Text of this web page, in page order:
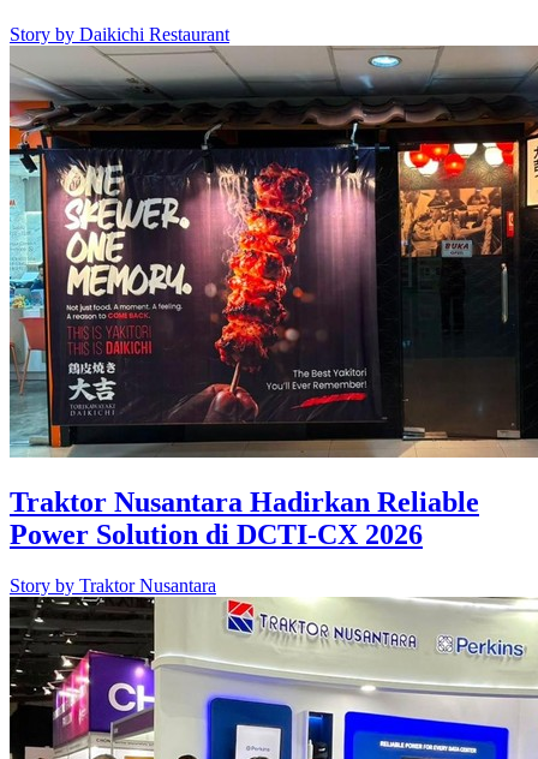
Story by Daikichi Restaurant
Traktor Nusantara Hadirkan Reliable
Power Solution di DCTI-CX 2026
Story by Traktor Nusantara